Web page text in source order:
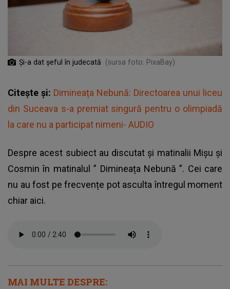
Și-a dat șeful în judecată (sursa foto: PixaBay)
Citește și: Dimineața Nebună: Directoarea unui liceu
din Suceava s-a premiat singură pentru o olimpiadă
la care nu a participat nimeni- AUDIO
Despre acest subiect au discutat și matinalii Mișu și
Cosmin în matinalul ” Dimineața Nebună ”. Cei care
nu au fost pe frecvențe pot asculta întregul moment
chiar aici.
MAI MULTE DESPRE: